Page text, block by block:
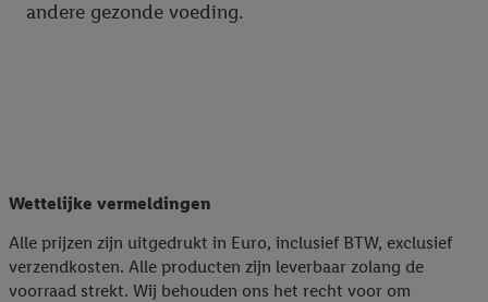
andere gezonde voeding.
Wettelijke vermeldingen
Alle prijzen zijn uitgedrukt in Euro, inclusief BTW, exclusief
verzendkosten. Alle producten zijn leverbaar zolang de
voorraad strekt. Wij behouden ons het recht voor om
verschillende eindapparaten en binnen verschillende Lidl-
je instemt. Verder kan je er meer informatie vinden over de
gegevensverwerking.
Door te klikken op "Weigeren", kies je voor de optie dat er enkel
technisch noodzakelijke cookies en vergelijkbare technieken